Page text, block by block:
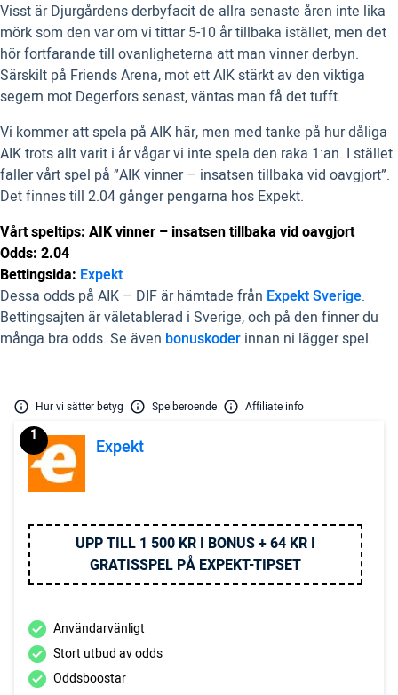
Visst är Djurgårdens derbyfacit de allra senaste åren inte lika
mörk som den var om vi tittar 5-10 år tillbaka istället, men det
hör fortfarande till ovanligheterna att man vinner derbyn.
Särskilt på Friends Arena, mot ett AIK stärkt av den viktiga
segern mot Degerfors senast, väntas man få det tufft.
Vi kommer att spela på AIK här, men med tanke på hur dåliga
AIK trots allt varit i år vågar vi inte spela den raka 1:an. I stället
faller vårt spel på ”AIK vinner – insatsen tillbaka vid oavgjort”.
Det finnes till 2.04 gånger pengarna hos Expekt.
Vårt speltips: AIK vinner – insatsen tillbaka vid oavgjort
Odds: 2.04
Bettingsida: Expekt
Dessa odds på AIK – DIF är hämtade från Expekt Sverige.
Bettingsajten är väletablerad i Sverige, och på den finner du
många bra odds. Se även bonuskoder innan ni lägger spel.
Hur vi sätter betyg Spelberoende Affiliate info
Expekt
1
UPP TILL 1 500 KR I BONUS + 64 KR I
GRATISSPEL PÅ EXPEKT-TIPSET
Användarvänligt
Stort utbud av odds
Oddsboostar